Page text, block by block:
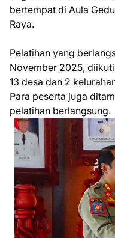
bertempat di Aula
Raya.
Pelatihan yang
November 2025,
13 desa dan 2
Para peserta juga
pelatihan berlangsung.